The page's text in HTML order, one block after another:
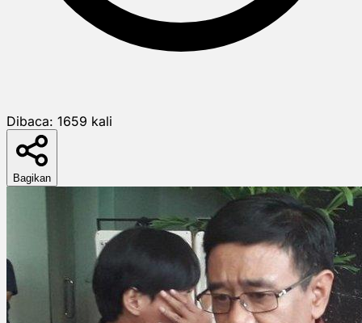
Dibaca: 1659 kali
Bagikan